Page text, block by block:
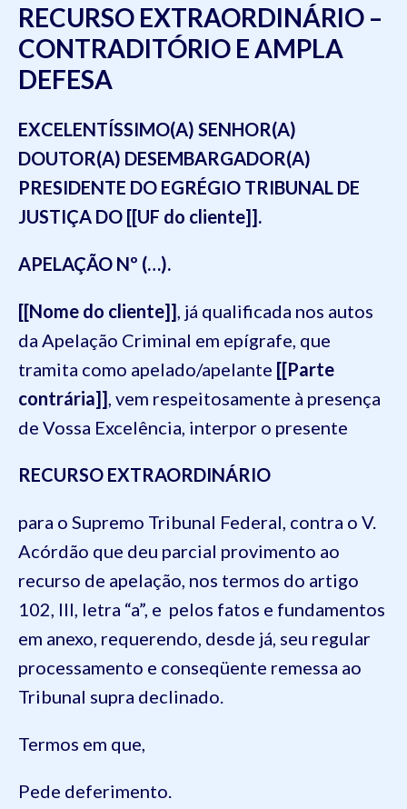
RECURSO EXTRAORDINÁRIO –
CONTRADITÓRIO E AMPLA
DEFESA
EXCELENTÍSSIMO(A) SENHOR(A)
DOUTOR(A) DESEMBARGADOR(A)
PRESIDENTE DO EGRÉGIO TRIBUNAL DE
JUSTIÇA DO [[UF do cliente]].
APELAÇÃO Nº (…).
[[Nome do cliente]] , já qualificada nos autos
da Apelação Criminal em epígrafe, que
tramita como apelado/apelante [[Parte
contrária]] , vem respeitosamente à presença
de Vossa Excelência, interpor o presente
RECURSO EXTRAORDINÁRIO
para o Supremo Tribunal Federal, contra o V.
Acórdão que deu parcial provimento ao
recurso de apelação, nos termos do artigo
102, III, letra “a”, e pelos fatos e fundamentos
em anexo, requerendo, desde já, seu regular
processamento e conseqüente remessa ao
Tribunal supra declinado.
Termos em que,
Pede deferimento.